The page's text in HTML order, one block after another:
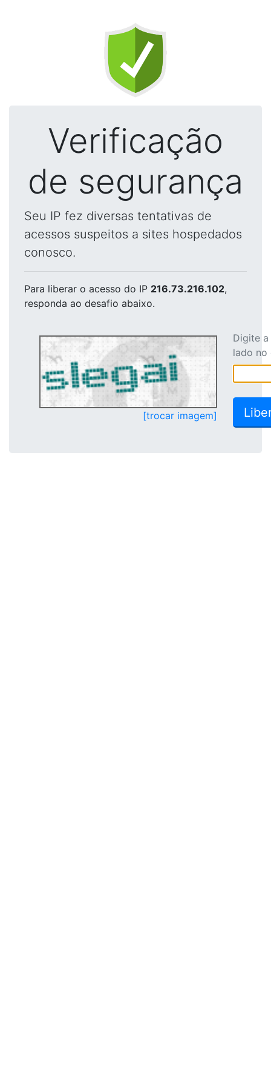
Verificação
de segurança
Seu IP fez diversas tentativas de
acessos suspeitos a sites hospedados
conosco.
Para liberar o acesso do IP 216.73.216.102,
responda ao desafio abaixo.
[trocar imagem]
Digite
lado no